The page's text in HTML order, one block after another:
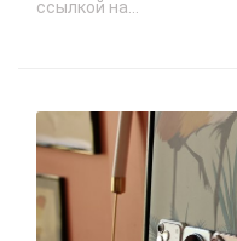
ссылкой на...